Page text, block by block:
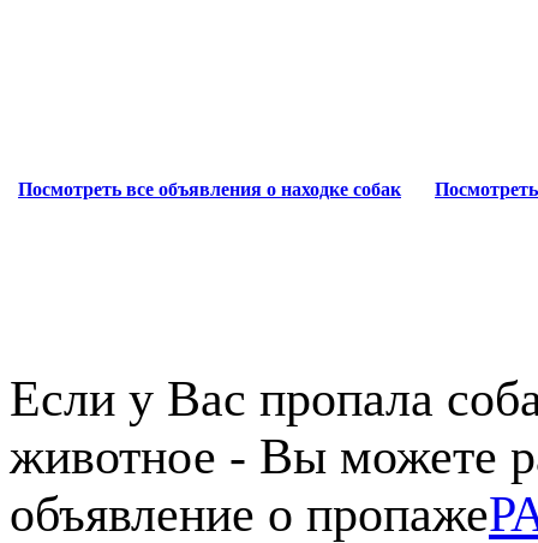
Посмотреть все объявления о находке собак
Если у Вас пропала
животное - Вы можете
объявление о пропаже